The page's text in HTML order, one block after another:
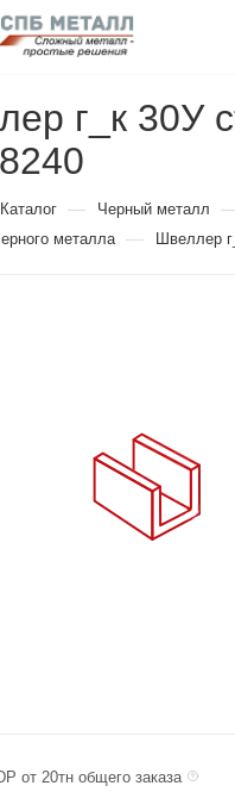
г_к 30У
Каталог — Черный металл
металла — Швеллер
от 20тн общего заказа